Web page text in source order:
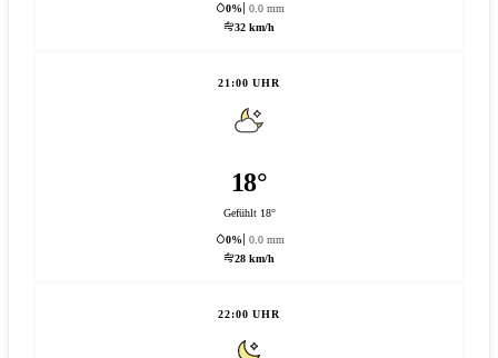
0%
0.0 mm
32 km/h
21:00 UHR
18°
Gefühlt 18°
0%
0.0 mm
28 km/h
22:00 UHR